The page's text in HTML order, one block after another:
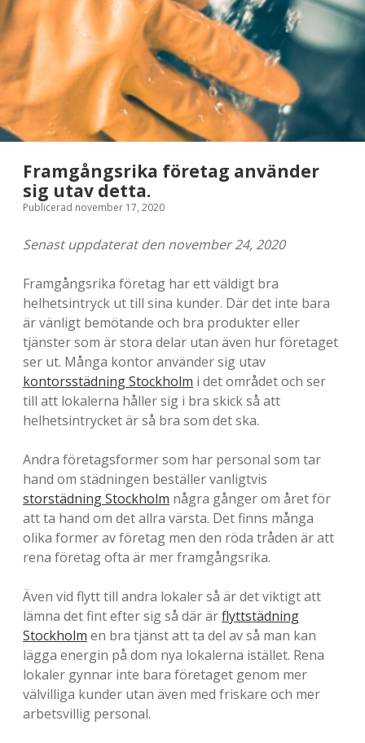
s
t
i
p
s
&
t
r
c
k
s
-
E
b
l
o
g
g
o
m
l
i
Framgångsrika företag använder
sig utav detta.
Publicerad november 17, 2020
Senast uppdaterat den november 24, 2020
Framgångsrika företag har ett väldigt bra
helhetsintryck ut till sina kunder. Där det inte bara
är vänligt bemötande och bra produkter eller
tjänster som är stora delar utan även hur företaget
ser ut. Många kontor använder sig utav
kontorsstädning Stockholm i det området och ser
till att lokalerna håller sig i bra skick så att
helhetsintrycket är så bra som det ska.
Andra företagsformer som har personal som tar
hand om städningen beställer vanligtvis
storstädning Stockholm några gånger om året för
att ta hand om det allra värsta. Det finns många
olika former av företag men den röda tråden är att
rena företag ofta är mer framgångsrika.
Även vid flytt till andra lokaler så är det viktigt att
lämna det fint efter sig så där ärflyttstädning
Stockholm en bra tjänst att ta del av så man kan
lägga energin på dom nya lokalerna istället. Rena
lokaler gynnar inte bara företaget genom mer
välvilliga kunder utan även med friskare och mer
arbetsvillig personal.